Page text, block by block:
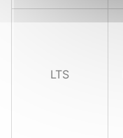
LTS